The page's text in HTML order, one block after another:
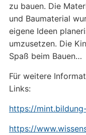
zu bauen. Die
und Baumaterial
eigene Ideen
umzusetzen. Die
Spaß beim Bauen…
Für weitere
Links:
https://
https://